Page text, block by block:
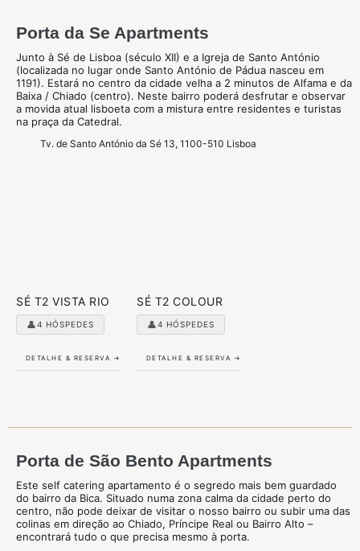
Porta da Se Apartments
Junto à Sé de Lisboa (século XII) e a Igreja de Santo António
(localizada no lugar onde Santo António de Pádua nasceu em
1191). Estará no centro da cidade velha a 2 minutos de Alfama e da
Baixa / Chiado (centro). Neste bairro poderá desfrutar e observar
a movida atual lisboeta com a mistura entre residentes e turistas
na praça da Catedral.
Tv. de Santo António da Sé 13, 1100-510 Lisboa
SÉ T2 VISTA RIO
👤4 HÓSPEDES
DETALHE & RESERVA →
SÉ T2 COLOUR
👤4 HÓSPEDES
DETALHE & RESERVA →
Porta de São Bento Apartments
Este self catering apartamento é o segredo mais bem guardado
do bairro da Bica. Situado numa zona calma da cidade perto do
centro, não pode deixar de visitar o nosso bairro ou subir uma das
colinas em direção ao Chiado, Príncipe Real ou Bairro Alto –
encontrará tudo o que precisa mesmo à porta.